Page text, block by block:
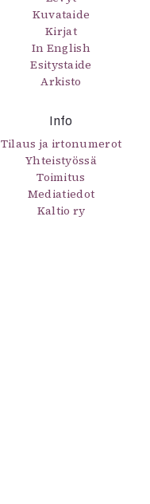
Kuvataide
Kirjat
In English
Esitystaide
Arkisto
Info
Tilaus ja irtonumerot
Yhteistyössä
Toimitus
Mediatiedot
Kaltio ry